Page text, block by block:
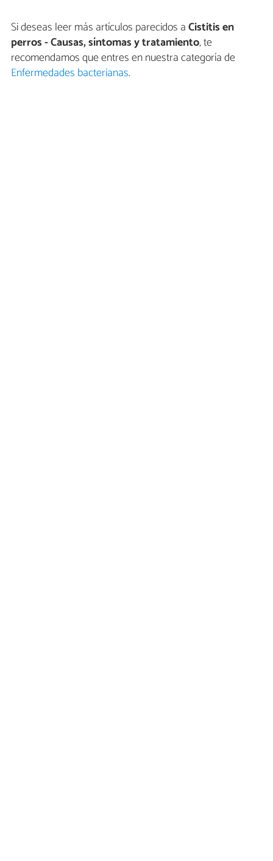
Si deseas leer más artículos parecidos aCistitis en
perros - Causas, síntomas y tratamiento, te
recomendamos que entres en nuestra categoría de
Enfermedades bacterianas.